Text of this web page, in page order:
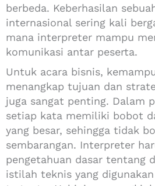
berbeda. Keberhasilan
internasional sering kali
mana interpreter mampu
komunikasi antar peserta.
Untuk acara bisnis,
menangkap tujuan dan
juga sangat penting. Dalam
setiap kata memiliki bobot
yang besar, sehingga tidak
sembarangan. Interpreter
pengetahuan dasar tentang
istilah teknis yang